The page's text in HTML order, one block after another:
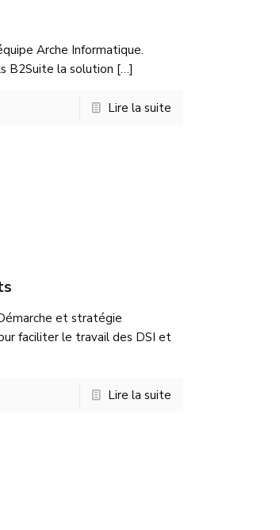
Arche Informatique.
B2Suite la solution […]
Lire la suite
et stratégie
faciliter le travail des DSI et
Lire la suite